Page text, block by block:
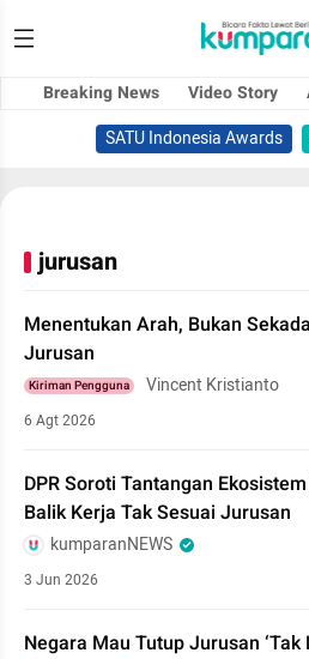
Breaking News Video Story
SATU Indonesia Awards
jurusan
Menentukan Arah, Bukan
Jurusan
Kiriman Pengguna Vincent Kristianto
6 Agt 2026
DPR Soroti Tantangan
Balik Kerja Tak Sesuai Jurusan
kumparanNEWS
3 Jun 2026
Negara Mau Tutup Jurusan ‘Tak